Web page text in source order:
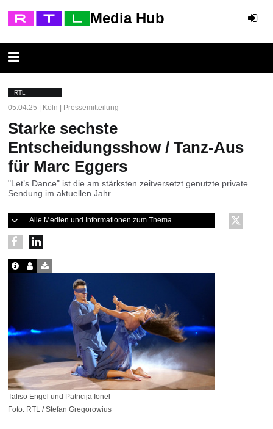
Media Hub
RTL
05.04.25 | Köln | Pressemitteilung
Starke sechste
Entscheidungsshow / Tanz-Aus
für Marc Eggers
"Let’s Dance" ist die am stärksten zeitversetzt genutzte private
Sendung im aktuellen Jahr
Alle Medien und Informationen zum Thema
Taliso Engel und Patricija Ionel
Foto: RTL / Stefan Gregorowius